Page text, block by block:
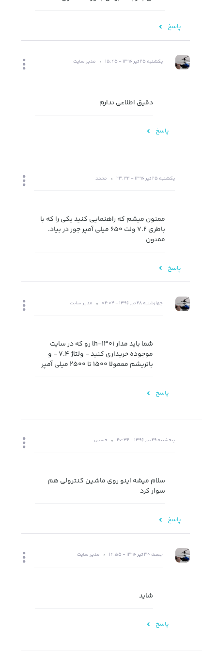
پاسخ
یکشنبه 25 تیر 1396 - 15:45 مدیر سایت
دقیق اطلاعی ندارم
پاسخ
یکشنبه 25 تیر 1396 - 23:34 محمد
ممنون میشم که راهنمایی کنید یکی را که با
باطری ۷.۲ ولت ۶۵۰ میلی آمپر جور در بیاد.
ممنون
پاسخ
چهارشنبه 28 تیر 1396 - 02:04 مدیر سایت
شما باید مدار lh-1301 رو که در سایت
موجوده خریداری کنید - ولتاژ 7.4 - و
باتریشم معمولا 1500 تا 2500 میلی آمپر
پاسخ
پنجشنبه 29 تیر 1396 - 20:32 حسین
سلام میشه اینو روی ماشین کنترولی هم
سوار کرد
پاسخ
جمعه 30 تیر 1396 - 14:55 مدیر سایت
شاید
پاسخ